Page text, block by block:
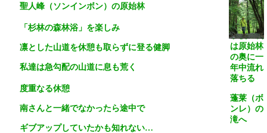
聖人峰（ソンインボン）の原始林
「杉林の森林浴」を楽しみ
凛とした山道を休憩も取らずに登る健脚
私達は急勾配の山道に息も荒く
度重なる休憩
南さんと一緒でなかったら途中で
ギブアップしていたかも知れない…
は輝いて
いた
学校の次
は原始林
の奥に一
年中流れ
落ちる
蓬莱（ボ
ンレ）の
滝へ